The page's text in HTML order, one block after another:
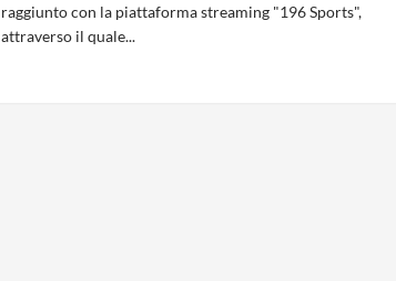
raggiunto con la piattaforma streaming "196 Sports",
attraverso il quale...